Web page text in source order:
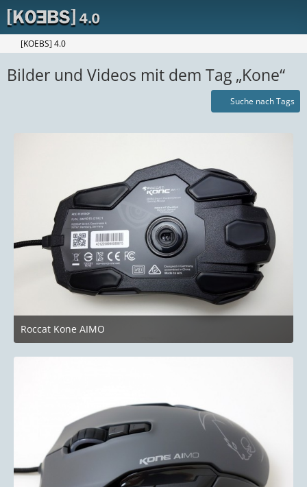
[KOEBS] 4.0
Bilder und Videos mit dem Tag „Kone“
Suche nach Tags
Roccat Kone AIMO
8. September 2018 um 14:22